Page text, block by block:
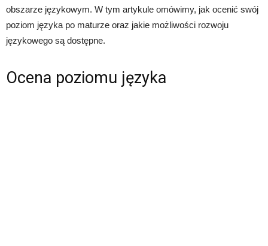
obszarze językowym. W tym artykule omówimy, jak ocenić swój
poziom języka po maturze oraz jakie możliwości rozwoju
językowego są dostępne.
Ocena poziomu języka